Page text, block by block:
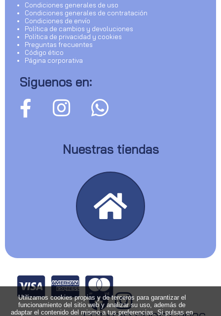
Condiciones generales de uso
Condiciones generales de contratación
Condiciones de envío
Política de cambios y devoluciones
Política de privacidad y cookies
Preguntas frecuentes
Código ético
Página corporativa
Siguenos en:
Nuestras tiendas
Utilizamos cookies propias y de terceros para garantizar el
funcionamiento del sitio web y analizar su uso, además de
adaptar el contenido del mismo a tus preferencias. Si pulsas en